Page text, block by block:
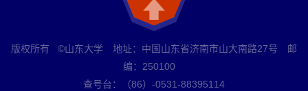
版权所有 ©山东大学 地址：中国山东省济南市山大南路27号 邮
编：250100
查号台：（86）-0531-88395114